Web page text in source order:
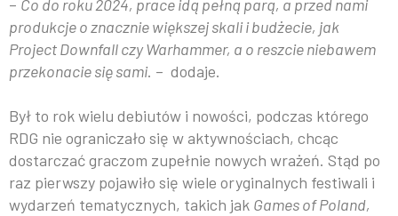
– Co do roku 2024, prace idą pełną parą, a przed nami
produkcje o znacznie większej skali i budżecie, jak
Project Downfall czy Warhammer, a o reszcie niebawem
przekonacie się sami. – dodaje.
Był to rok wielu debiutów i nowości, podczas którego
RDG nie ograniczało się w aktywnościach, chcąc
dostarczać graczom zupełnie nowych wrażeń. Stąd po
raz pierwszy pojawiło się wiele oryginalnych festiwali i
wydarzeń tematycznych, takich jak Games of Poland,